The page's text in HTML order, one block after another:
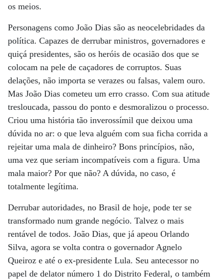
os meios.
Personagens como João Dias são as neocelebridades da
política. Capazes de derrubar ministros, governadores e
quiçá presidentes, são os heróis de ocasião dos que se
colocam na pele de caçadores de corruptos. Suas
delações, não importa se verazes ou falsas, valem ouro.
Mas João Dias cometeu um erro crasso. Com sua atitude
tresloucada, passou do ponto e desmoralizou o processo.
Criou uma história tão inverossímil que deixou uma
dúvida no ar: o que leva alguém com sua ficha corrida a
rejeitar uma mala de dinheiro? Bons princípios, não,
uma vez que seriam incompatíveis com a figura. Uma
mala maior? Por que não? A dúvida, no caso, é
totalmente legítima.
Derrubar autoridades, no Brasil de hoje, pode ter se
transformado num grande negócio. Talvez o mais
rentável de todos. João Dias, que já apeou Orlando
Silva, agora se volta contra o governador Agnelo
Queiroz e até o ex-presidente Lula. Seu antecessor no
papel de delator número 1 do Distrito Federal, o também